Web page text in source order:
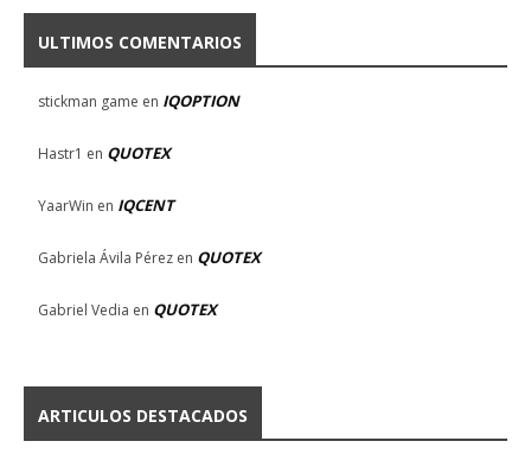
ULTIMOS COMENTARIOS
stickman game en IQOPTION
Hastr1 en QUOTEX
YaarWin en IQCENT
Gabriela Ávila Pérez en QUOTEX
Gabriel Vedia en QUOTEX
ARTICULOS DESTACADOS